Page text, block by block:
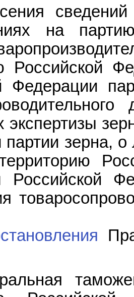
на
Российской
Федерации
экспертизы
партии зерна,
Российской